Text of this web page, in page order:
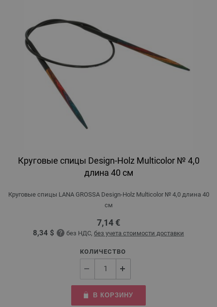
Круговые спицы Design-Holz Multicolor № 4,0
длина 40 см
Круговые спицы LANA GROSSA Design-Holz Multicolor № 4,0 длина 40
см
7,14 €
8,34 $ без НДС, без учета стоимости доставки
КОЛИЧЕСТВО
В КОРЗИНУ